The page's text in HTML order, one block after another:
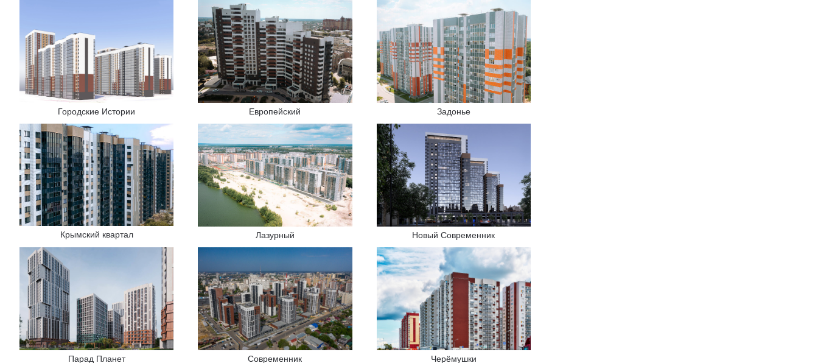
Городские Истории Европейский Задонье
Крымский квартал Лазурный Новый Современник
Парад Планет Современник Черёмушки